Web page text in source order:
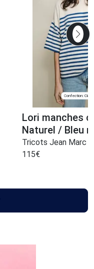
Confection:
Lori manches
Naturel / Bleu
Tricots Jean Marc
115€